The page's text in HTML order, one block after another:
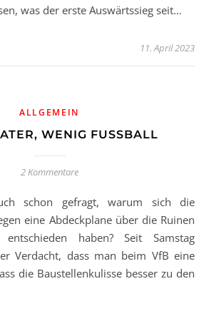
was der erste Auswärtssieg seit…
11. April 2023
ALLGEMEIN
WENIG FUSSBALL
2 Kommentare
eine Abdeckplane über die Ruinen
haben? Seit Samstag
Verdacht, dass man beim VfB eine
die Baustellenkulisse besser zu den